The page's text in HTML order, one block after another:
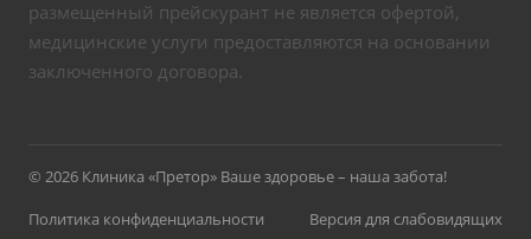
размещенный прейскурант не является офертой,
медицинские услуги предоставляются на основании
заключенного договора.
© 2026 Клиника «Претор» Ваше здоровье – наша забота!
Политика конфиденциальности
Версия для слабовидящих